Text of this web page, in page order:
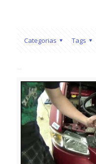
Categorias Tags